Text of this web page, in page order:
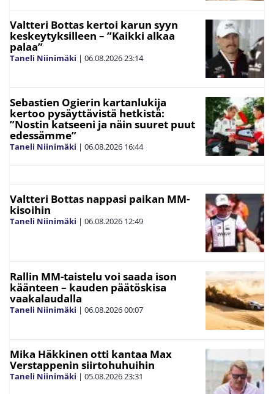
Valtteri Bottas kertoi karun syyn
keskeytyksilleen – ”Kaikki alkaa
palaa”
Taneli Niinimäki | 06.08.202623:14
Sebastien Ogierin kartanlukija
kertoo pysäyttävistä hetkistä:
”Nostin katseeni ja näin suuret puut
edessämme”
Taneli Niinimäki | 06.08.2026 16:44
Valtteri Bottas nappasi paikan MM-
kisoihin
Taneli Niinimäki | 06.08.2026 12:49
Rallin MM-taistelu voi saada ison
käänteen – kauden päätöskisa
vaakalaudalla
Taneli Niinimäki | 06.08.202600:07
Mika Häkkinen otti kantaa Max
Verstappenin siirtohuhuihin
Taneli Niinimäki | 05.08.202623:31